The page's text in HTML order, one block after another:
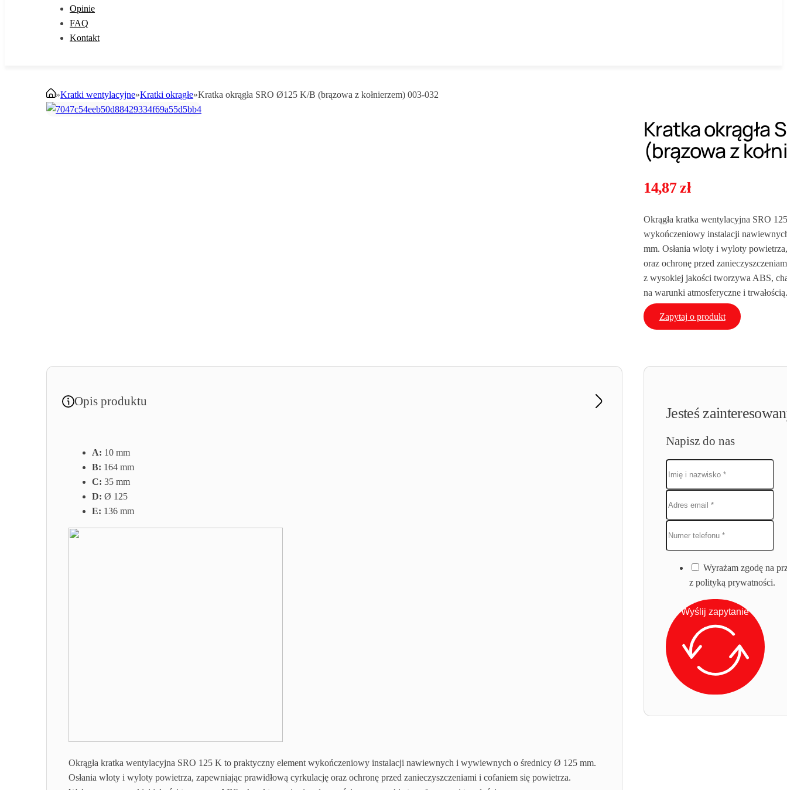
Opinie
FAQ
Kontakt
»Kratki wentylacyjne»Kratki okrągłe»Kratka okrągła SRO Ø125 K/B (brązowa z kołnierzem) 003-032
Kratka okrągła
(brązowa z
14,87 zł
Okrągła kratka wentylacyjna SRO
wykończeniowy instalacji
mm. Osłania wloty i wyloty
oraz ochronę przed
z wysokiej jakości tworzywa ABS,
na warunki atmosferyczne i
Zapytaj o produkt
Opis produktu
A: 10 mm
B: 164 mm
C: 35 mm
D: Ø 125
E: 136 mm
Okrągła kratka wentylacyjna SRO 125 K to praktyczny element wykończeniowy instalacji nawiewnych i wywiewnych o średnicy Ø 125 mm.
Osłania wloty i wyloty powietrza, zapewniając prawidłową cyrkulację oraz ochronę przed zanieczyszczeniami i cofaniem się powietrza.
Jesteś
Napisz do nas
Wyrażam zgodę na
z polityką prywatności.
Wyślij zapytanie